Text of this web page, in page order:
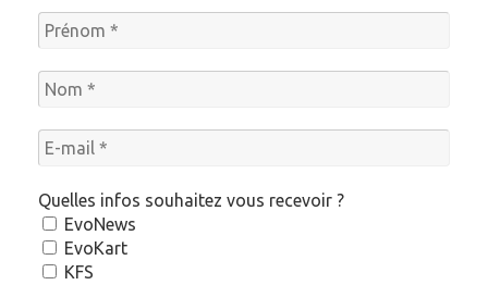
Quelles infos souhaitez vous recevoir ?
EvoNews
EvoKart
KFS